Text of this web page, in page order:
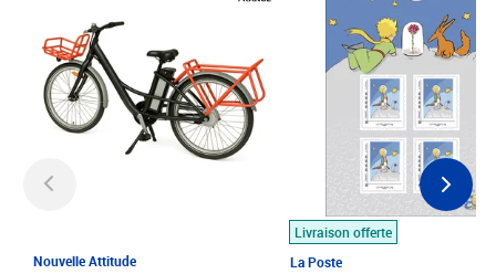
Nouvelle Attitude
Livraison offerte
La Poste